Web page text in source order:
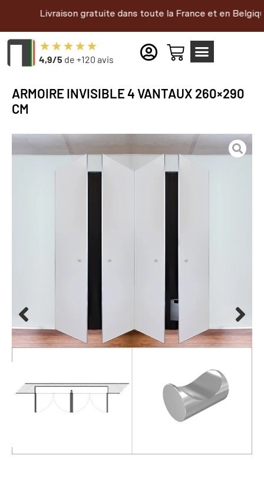
gratuite dans toute la France et en Belgique |
4,9/5 de +120 avis
ARMOIRE INVISIBLE 4 VANTAUX 260×290
CM